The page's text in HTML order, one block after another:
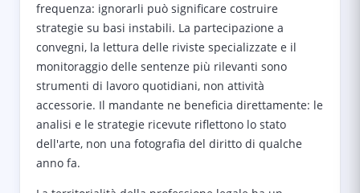
frequenza: ignorarli può significare costruire
strategie su basi instabili. La partecipazione a
convegni, la lettura delle riviste specializzate e il
monitoraggio delle sentenze più rilevanti sono
strumenti di lavoro quotidiani, non attività
accessorie. Il mandante ne beneficia direttamente: le
analisi e le strategie ricevute riflettono lo stato
dell'arte, non una fotografia del diritto di qualche
anno fa.